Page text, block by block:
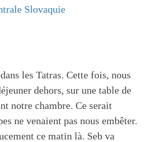
Slovaquie
les Tatras. Cette fois, nous
dehors, sur une table de
notre chambre. Ce serait
ne venaient pas nous embêter.
ce matin là. Seb va